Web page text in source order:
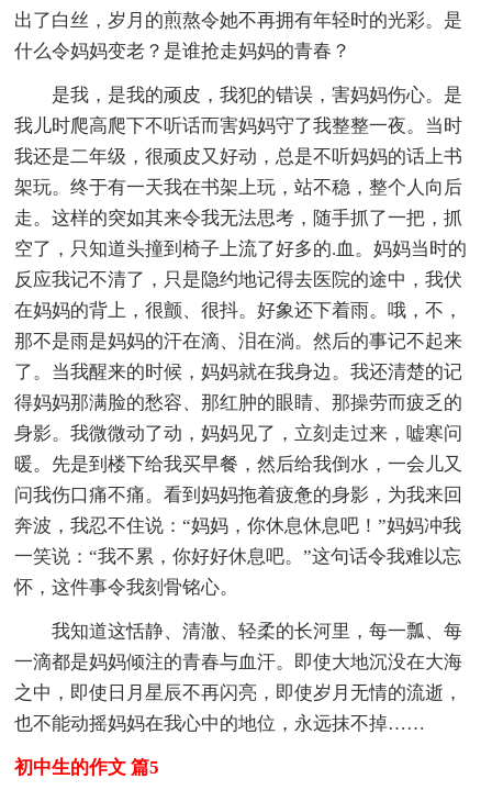
出了白丝，岁月的煎熬令她不再拥有年轻时的光彩。是
什么令妈妈变老？是谁抢走妈妈的青春？
是我，是我的顽皮，我犯的错误，害妈妈伤心。是
我儿时爬高爬下不听话而害妈妈守了我整整一夜。当时
我还是二年级，很顽皮又好动，总是不听妈妈的话上书
架玩。终于有一天我在书架上玩，站不稳，整个人向后
走。这样的突如其来令我无法思考，随手抓了一把，抓
空了，只知道头撞到椅子上流了好多的.血。妈妈当时的
反应我记不清了，只是隐约地记得去医院的途中，我伏
在妈妈的背上，很颤、很抖。好象还下着雨。哦，不，
那不是雨是妈妈的汗在滴、泪在淌。然后的事记不起来
了。当我醒来的时候，妈妈就在我身边。我还清楚的记
得妈妈那满脸的愁容、那红肿的眼睛、那操劳而疲乏的
身影。我微微动了动，妈妈见了，立刻走过来，嘘寒问
暖。先是到楼下给我买早餐，然后给我倒水，一会儿又
问我伤口痛不痛。看到妈妈拖着疲惫的身影，为我来回
奔波，我忍不住说：“妈妈，你休息休息吧！”妈妈冲我
一笑说：“我不累，你好好休息吧。”这句话令我难以忘
怀，这件事令我刻骨铭心。
我知道这恬静、清澈、轻柔的长河里，每一瓢、每
一滴都是妈妈倾注的青春与血汗。即使大地沉没在大海
之中，即使日月星辰不再闪亮，即使岁月无情的流逝，
也不能动摇妈妈在我心中的地位，永远抹不掉……
初中生的作文 篇5